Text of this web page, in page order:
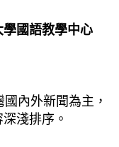
國語教學中心
內外新聞為主，
淺排序。